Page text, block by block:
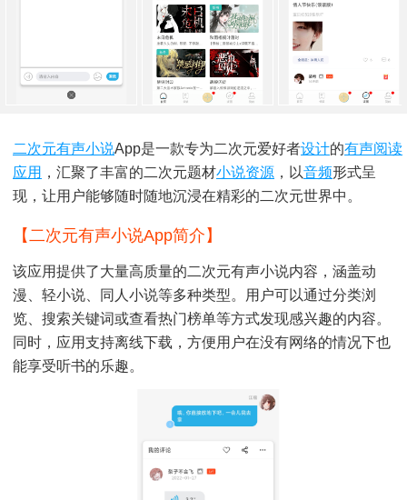
二次元有声小说App是一款专为二次元爱好者设计的有声阅读
应用 ，汇聚了丰富的二次元题材小说资源 ，以音频形式呈
现，让用户能够随时随地沉浸在精彩的二次元世界中。
【二次元有声小说app简介】
该应用提供了大量高质量的二次元有声小说内容，涵盖动
漫、轻小说、同人小说等多种类型。用户可以通过分类浏
览、搜索关键词或查看热门榜单等方式发现感兴趣的内容。
同时，应用支持离线下载，方便用户在没有网络的情况下也
能享受听书的乐趣。